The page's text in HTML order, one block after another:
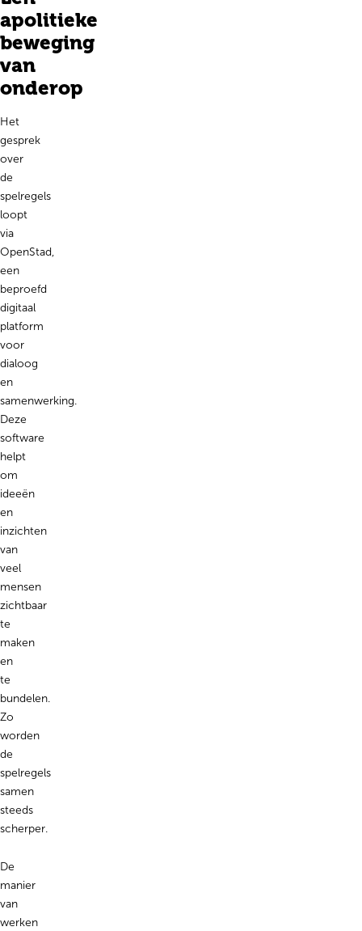
apolitieke
beweging
van
onderop
Het
gesprek
over
de
spelregels
loopt
via
OpenStad,
een
beproefd
digitaal
platform
voor
dialoog
en
samenwerking.
Deze
software
helpt
om
ideeën
en
inzichten
van
veel
mensen
zichtbaar
te
maken
en
te
bundelen.
Zo
worden
de
spelregels
samen
steeds
scherper.
De
manier
van
werken